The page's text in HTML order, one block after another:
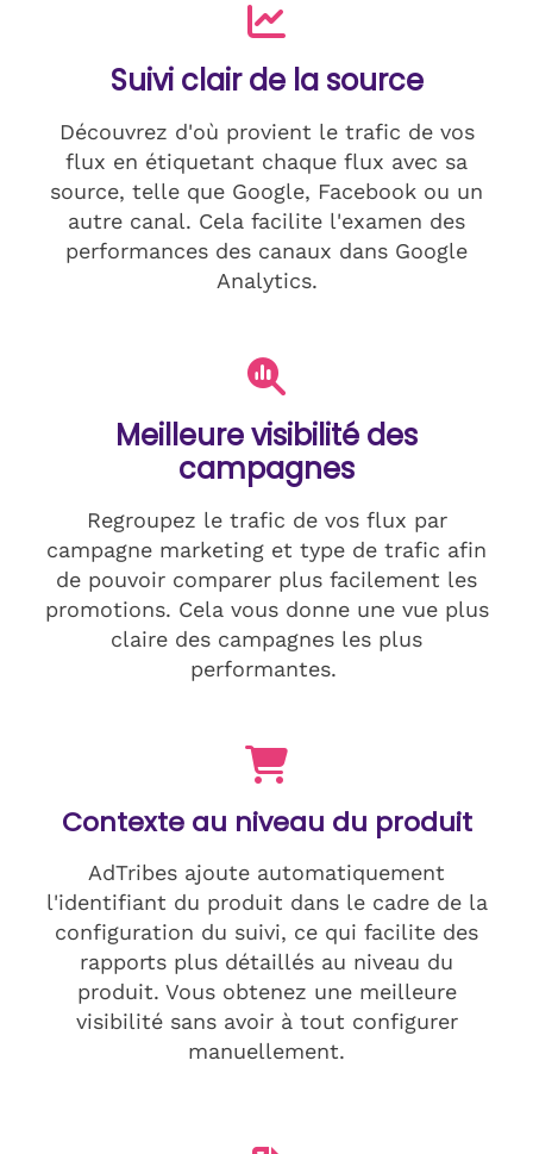
Suivi clair de la source
Découvrez d'où provient le trafic de vos
flux en étiquetant chaque flux avec sa
source, telle que Google, Facebook ou un
autre canal. Cela facilite l'examen des
performances des canaux dans Google
Analytics.
Meilleure visibilité des
campagnes
Regroupez le trafic de vos flux par
campagne marketing et type de trafic afin
de pouvoir comparer plus facilement les
promotions. Cela vous donne une vue plus
claire des campagnes les plus
performantes.
Contexte au niveau du produit
AdTribes ajoute automatiquement
l'identifiant du produit dans le cadre de la
configuration du suivi, ce qui facilite des
rapports plus détaillés au niveau du
produit. Vous obtenez une meilleure
visibilité sans avoir à tout configurer
manuellement.